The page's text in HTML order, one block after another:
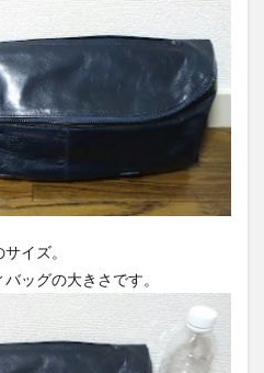
イズ。
ッグの大きさです。